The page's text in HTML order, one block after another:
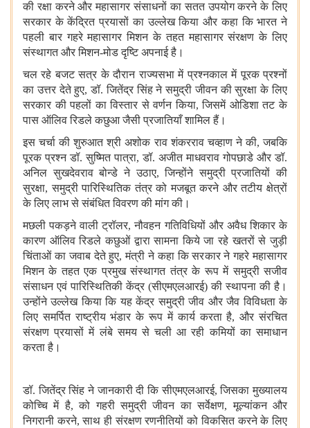
की रक्षा करने और महासागर संसाधनों का सतत उपयोग करने के लिए
सरकार के केंद्रित प्रयासों का उल्लेख किया और कहा कि भारत ने
पहली बार गहरे महासागर मिशन के तहत महासागर संरक्षण के लिए
संस्थागत और मिशन-मोड दृष्टि अपनाई है।
चल रहे बजट सत्र के दौरान राज्यसभा में प्रश्नकाल में पूरक प्रश्नों
का उत्तर देते हुए, डॉ. जितेंद्र सिंह ने समुद्री जीवन की सुरक्षा के लिए
सरकार की पहलों का विस्तार से वर्णन किया, जिसमें ओडिशा तट के
पास ऑलिव रिडले कछुआ जैसी प्रजातियाँ शामिल हैं।
इस चर्चा की शुरुआत श्री अशोक राव शंकरराव चव्हाण ने की, जबकि
पूरक प्रश्न डॉ. सुष्मित पात्रा, डॉ. अजीत माधवराव गोपछाडे और डॉ.
अनिल सुखदेवराव बोन्डे ने उठाए, जिन्होंने समुद्री प्रजातियों की
सुरक्षा, समुद्री पारिस्थितिक तंत्र को मजबूत करने और तटीय क्षेत्रों
के लिए लाभ से संबंधित विवरण की मांग की।
मछली पकड़ने वाली ट्रॉलर, नौवहन गतिविधियों और अवैध शिकार के
कारण ऑलिव रिडले कछुओं द्वारा सामना किये जा रहे खतरों से जुड़ी
चिंताओं का जवाब देते हुए, मंत्री ने कहा कि सरकार ने गहरे महासागर
मिशन के तहत एक प्रमुख संस्थागत तंत्र के रूप में समुद्री सजीव
संसाधन एवं पारिस्थितिकी केंद्र (सीएमएलआरई) की स्थापना की है।
उन्होंने उल्लेख किया कि यह केंद्र समुद्री जीव और जैव विविधता के
लिए समर्पित राष्ट्रीय भंडार के रूप में कार्य करता है, और संरचित
संरक्षण प्रयासों में लंबे समय से चली आ रही कमियों का समाधान
करता है।
डॉ. जितेंद्र सिंह ने जानकारी दी कि सीएमएलआरई, जिसका मुख्यालय
कोच्चि में है, को गहरी समुद्री जीवन का सर्वेक्षण, मूल्यांकन और
निगरानी करने, साथ ही संरक्षण रणनीतियों को विकसित करने के लिए